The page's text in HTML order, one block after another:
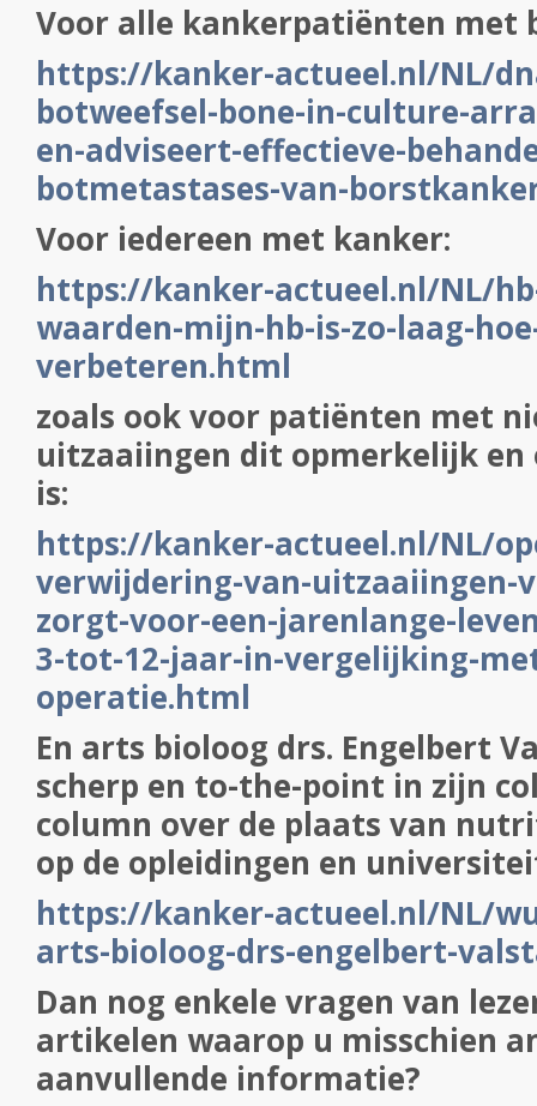
Voor alle kankerpatiënten
https://kanker-actueel.nl/NL/
botweefsel-bone-in-culture-
en-adviseert-effectieve-
botmetastases-van-
Voor iedereen met kanker:
https://kanker-actueel.nl/NL/
waarden-mijn-hb-is-zo-laag-
verbeteren.html
zoals ook voor patiënten met
uitzaaiingen dit opmerkelijk en
is:
https://kanker-actueel.nl/NL/
verwijdering-van-uitzaaiingen-
zorgt-voor-een-jarenlange-
3-tot-12-jaar-in-vergelijking-
operatie.html
En arts bioloog drs. Engelbert
scherp en to-the-point in zijn
column over de plaats van
op de opleidingen en
https://kanker-actueel.nl/NL/
arts-bioloog-drs-engelbert-
Dan nog enkele vragen van
artikelen waarop u misschien
aanvullende informatie?